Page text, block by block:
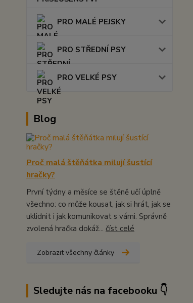
PRO MALÉ PEJSKY
PRO STŘEDNÍ PSY
PRO VELKÉ PSY
Blog
Proč malá štěňátka milují šustící
hračky?
První týdny a měsíce se štěně učí úplně
všechno: co může kousat, jak si hrát, jak se
uklidnit i jak komunikovat s vámi. Správně
zvolená hračka dokáž... číst celé
Zobrazit všechny články
Sledujte nás na facebooku 👇